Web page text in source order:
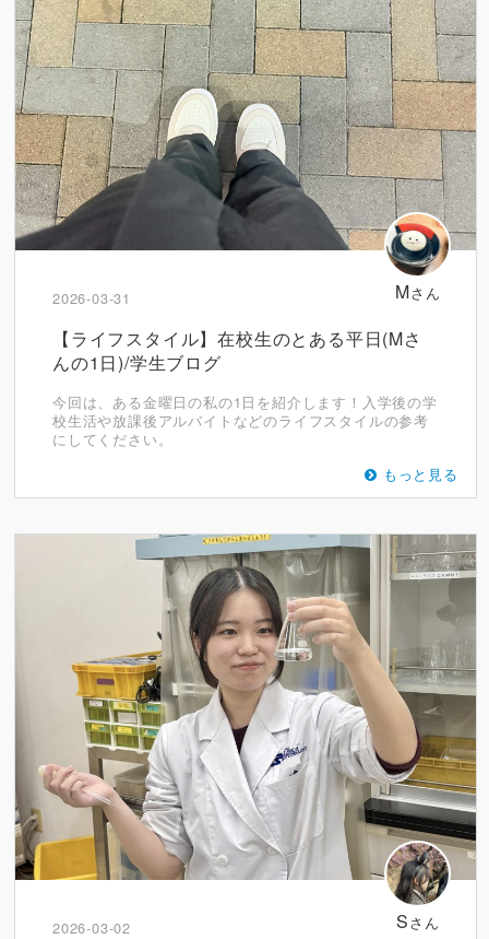
Mさん
2026-03-31
【ライフスタイル】在校生のとある平日(Mさ
んの1日)/学生ブログ
今回は、ある金曜日の私の1日を紹介します！入学後の学
校生活や放課後アルバイトなどのライフスタイルの参考
にしてください。
もっと見る
Sさん
2026-03-02